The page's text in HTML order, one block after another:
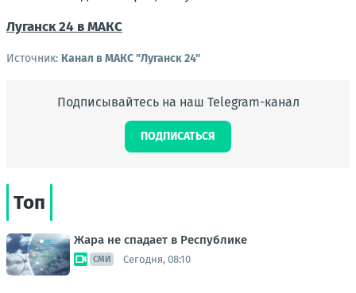
Луганск 24 в МАКС
Источник: Канал в МАКС "Луганск 24"
Подписывайтесь на наш Telegram-канал
ПОДПИСАТЬСЯ
Топ
Жара не спадает в Республике
СМИ Сегодня, 08:10